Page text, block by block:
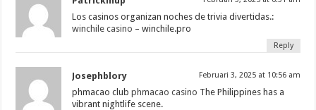
Los casinos organizan noches de trivia divertidas.:
winchile casino – winchile.pro
Reply
Josephblory Februari 3, 2025 at 10:56 am
phmacao clubphmacao casino The Philippines has a
vibrant nightlife scene.